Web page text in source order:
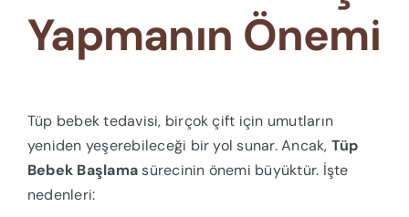
Yapmanın Önemi
Tüp bebek tedavisi, birçok çift için umutların
yeniden yeşerebileceği bir yol sunar. Ancak, Tüp
Bebek Başlamasürecinin önemi büyüktür. İşte
nedenleri: